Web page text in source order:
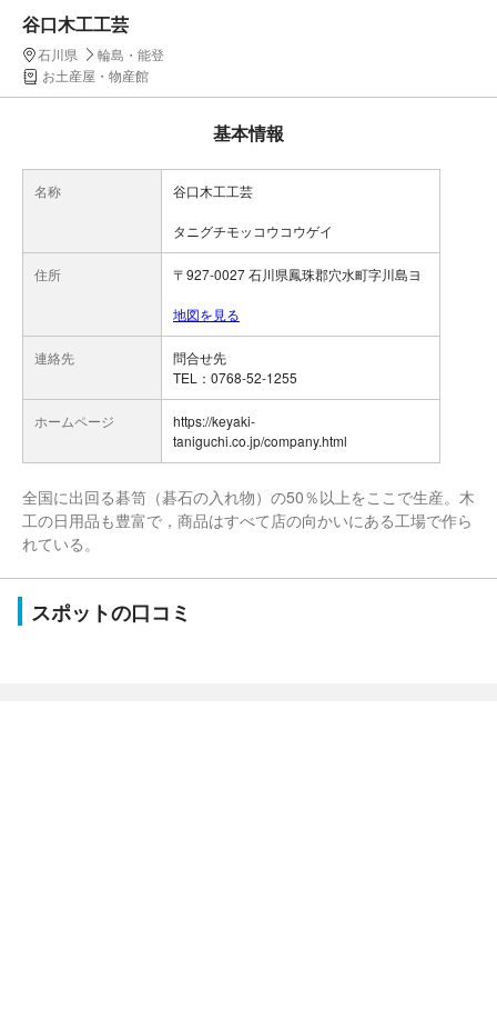
谷口木工工芸
石川県
輪島・能登
お土産屋・物産館
基本情報
名称 谷口木工工芸
タニグチモッコウコウゲイ
住所 〒927-0027 石川県鳳珠郡穴水町字川島ヨ
地図を見る
連絡先
問合せ先
TEL：0768-52-1255
ホームページ
https://keyaki-
taniguchi.co.jp/company.html
全国に出回る碁笥（碁石の入れ物）の50％以上をここで生産。木
工の日用品も豊富で，商品はすべて店の向かいにある工場で作ら
れている。
スポットの口コミ